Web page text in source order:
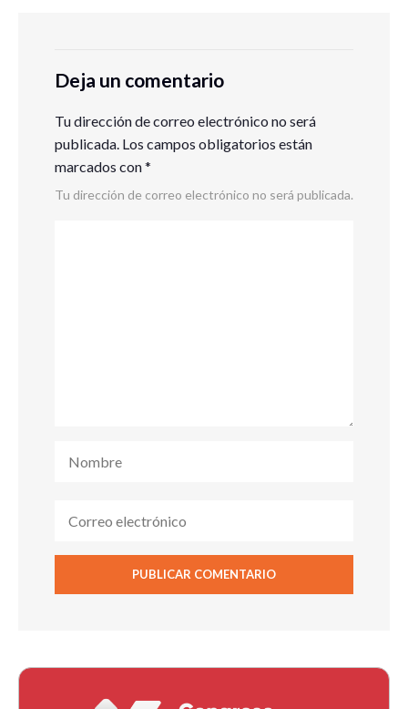
Deja un comentario
Tu dirección de correo electrónico no será
publicada. Los campos obligatorios están
marcados con*
Tu dirección de correo electrónico no será publicada.